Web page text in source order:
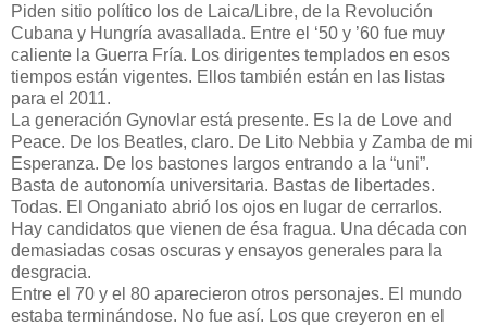
Piden sitio político los de Laica/Libre, de la Revolución
Cubana y Hungría avasallada. Entre el ‘50 y ’60 fue muy
caliente la Guerra Fría. Los dirigentes templados en esos
tiempos están vigentes. Ellos también están en las listas
para el 2011.
La generación Gynovlar está presente. Es la de Love and
Peace. De los Beatles, claro. De Lito Nebbia y Zamba de mi
Esperanza. De los bastones largos entrando a la “uni”.
Basta de autonomía universitaria. Bastas de libertades.
Todas. El Onganiato abrió los ojos en lugar de cerrarlos.
Hay candidatos que vienen de ésa fragua. Una década con
demasiadas cosas oscuras y ensayos generales para la
desgracia.
Entre el 70 y el 80 aparecieron otros personajes. El mundo
estaba terminándose. No fue así. Los que creyeron en el